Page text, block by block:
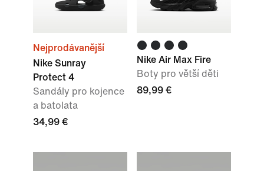
Nejprodávanější
Nike Sunray
Protect 4
Sandály pro kojence
a batolata
34,99 €
Nike Air Max Fire
Boty pro větší děti
89,99 €